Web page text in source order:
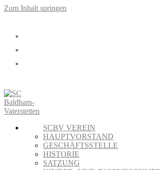
Zum Inhalt springen
SCBV VEREIN
HAUPTVORSTAND
GESCHÄFTSSTELLE
HISTORIE
SATZUNG